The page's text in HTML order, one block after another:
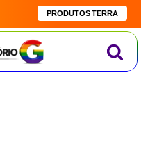
PRODUTOS TERRA